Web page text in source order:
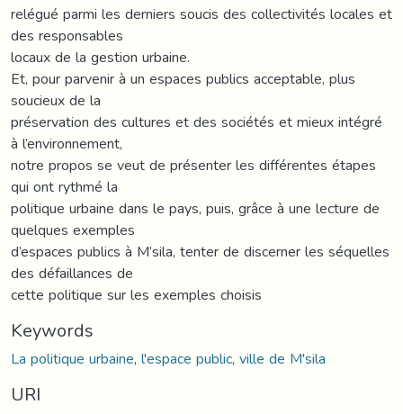
relégué parmi les derniers soucis des collectivités locales et
des responsables
locaux de la gestion urbaine.
Et, pour parvenir à un espaces publics acceptable, plus
soucieux de la
préservation des cultures et des sociétés et mieux intégré
à l’environnement,
notre propos se veut de présenter les différentes étapes
qui ont rythmé la
politique urbaine dans le pays, puis, grâce à une lecture de
quelques exemples
d’espaces publics à M’sila, tenter de discerner les séquelles
des défaillances de
cette politique sur les exemples choisis
Keywords
La politique urbaine,l'espace public,ville de M'sila
URI